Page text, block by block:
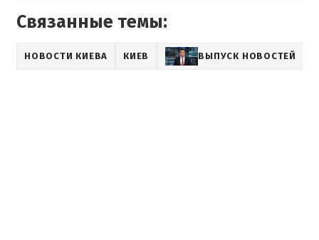
Связанные темы:
НОВОСТИ КИЕВА КИЕВ ВЫПУСК НОВОСТЕЙ